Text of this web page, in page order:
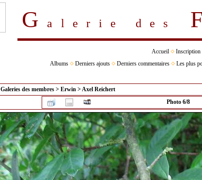
Galerie des
Accueil Inscription
Albums
Derniers ajouts Derniers commentaires Les plus
Galeries des membres > Erwin >Axel Reichert
Photo 6/8